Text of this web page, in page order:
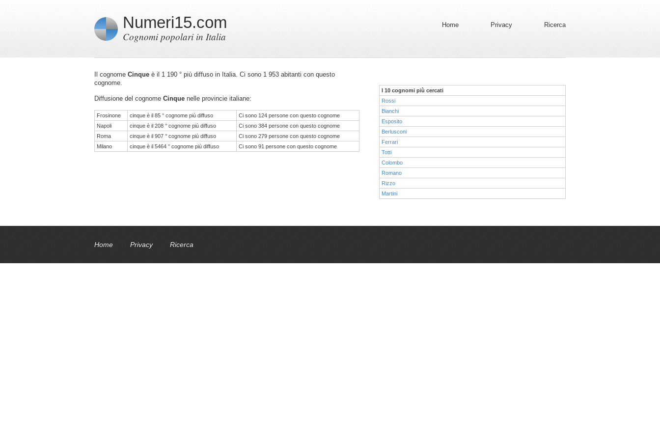
Numeri15.com
Cognomi popolari in Italia
Home Privacy Ricerca
Il cognome Cinque è il 1 190 ° più diffuso in Italia. Ci sono 1 953 abitanti con questo
cognome.
Diffusione del cognome Cinque nelle provincie italiane:
Frosinone cinque è il 85 ° cognome più diffuso
Ci sono 124 persone con questo cognome
Napoli
cinque è il 208 ° cognome più diffuso
Ci sono 384 persone con questo cognome
Roma
cinque è il 907 ° cognome più diffuso
Ci sono 279 persone con questo cognome
Milano
cinque è il 5464 ° cognome più diffuso Ci sono 91 persone con questo cognome
I 10 cognomi più cercati
Rossi
Bianchi
Esposito
Berlusconi
Ferrari
Totti
Colombo
Romano
Rizzo
Martini
Home Privacy Ricerca